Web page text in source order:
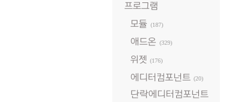
프로그램
모듈 (187)
애드온 (329)
위젯 (176)
에디터컴포넌트 (20)
단락에디터컴포넌트